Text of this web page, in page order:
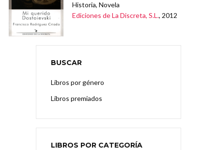
Historia, Novela
Ediciones de La Discreta, S.L., 2012
BUSCAR
Libros por género
Libros premiados
LIBROS POR CATEGORÍA